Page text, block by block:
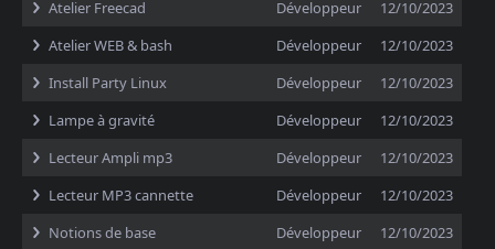
Atelier Freecad
Développeur
12/10/2023
Atelier WEB & bash
Développeur
12/10/2023
Install Party Linux
Développeur
12/10/2023
Lampe à gravité
Développeur
12/10/2023
Lecteur Ampli mp3
Développeur
12/10/2023
Lecteur MP3 cannette
Développeur
12/10/2023
Notions de base
Développeur
12/10/2023